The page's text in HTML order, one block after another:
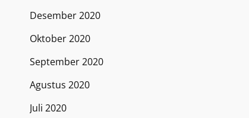
Desember 2020
Oktober 2020
September 2020
Agustus 2020
Juli 2020